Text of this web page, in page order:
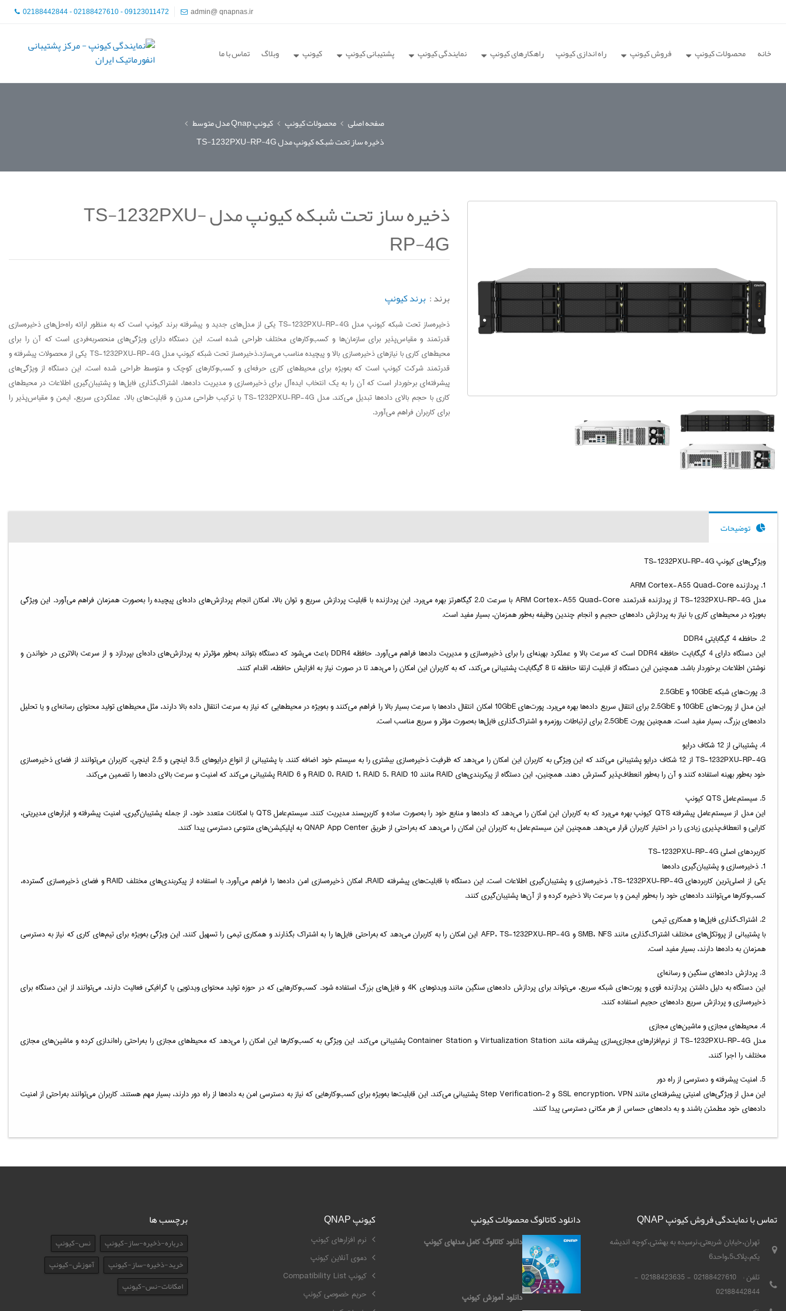
02188442844 - 02188427610 - 09123011472 admin@ qnapnas.ir
خانه محصولات کیونپ فروش کیونپ راه اندازی کیونپ راهکارهای کیونپ نمایندگی کیونپ پشتیبانی کیونپ کیونپ وبلاگ تماس با ما
صفحه اصلی محصولات کیونپ
کیونپ Qnap مدل متوسط
ذخیره ساز تحت شبکه کیونپ مدل TS-1232PXU-RP-4G
ذخیره ساز تحت شبکه کیونپ مدل TS-1232PXU-
RP-4G
برند : برند کیونپ
ذخیره‌ساز تحت شبکه کیونپ مدل TS-1232PXU-RP-4G یکی از مدل‌های جدید و پیشرفته برند کیونپ است که به منظور ارائه راه‌حل‌های ذخیره‌سازی
قدرتمند و مقیاس‌پذیر برای سازمان‌ها و کسب‌وکارهای مختلف طراحی شده است. این دستگاه دارای ویژگی‌های منحصربه‌فردی است که آن را برای
محیط‌های کاری با نیازهای ذخیره‌سازی بالا و پیچیده مناسب می‌سازد.ذخیره‌ساز تحت شبکه کیونپ مدل TS-1232PXU-RP-4G یکی از محصولات پیشرفته و
قدرتمند شرکت کیونپ است که به‌ویژه برای محیط‌های کاری حرفه‌ای و کسب‌وکارهای کوچک و متوسط طراحی شده است. این دستگاه از ویژگی‌های
پیشرفته‌ای برخوردار است که آن را به یک انتخاب ایده‌آل برای ذخیره‌سازی و مدیریت داده‌ها، اشتراک‌گذاری فایل‌ها و پشتیبان‌گیری اطلاعات در محیط‌های
کاری با حجم بالای داده‌ها تبدیل می‌کند. مدل TS-1232PXU-RP-4G با ترکیب طراحی مدرن و قابلیت‌های بالا، عملکردی سریع، ایمن و مقیاس‌پذیر را
برای کاربران فراهم می‌آورد.
توضیحات
ویژگی‌های کیونپ TS-1232PXU-RP-4G
1. پردازنده ARM Cortex-A55 Quad-Core
مدل TS-1232PXU-RP-4G از پردازنده قدرتمند ARM Cortex-A55 Quad-Core با سرعت 2.0 گیگاهرتز بهره می‌برد. این پردازنده با قابلیت پردازش سریع و توان بالا، امکان انجام پردازش‌های داده‌ای پیچیده را به‌صورت همزمان فراهم می‌آورد. این ویژگی
به‌ویژه در محیط‌های کاری با نیاز به پردازش داده‌های حجیم و انجام چندین وظیفه به‌طور همزمان، بسیار مفید است.
2. حافظه 4 گیگابایتی DDR4
این دستگاه دارای 4 گیگابایت حافظه DDR4 است که سرعت بالا و عملکرد بهینه‌ای را برای ذخیره‌سازی و مدیریت داده‌ها فراهم می‌آورد. حافظه DDR4 باعث می‌شود که دستگاه بتواند به‌طور مؤثرتر به پردازش‌های داده‌ای بپردازد و از سرعت بالاتری در خواندن و
نوشتن اطلاعات برخوردار باشد. همچنین این دستگاه از قابلیت ارتقا حافظه تا 8 گیگابایت پشتیبانی می‌کند، که به کاربران این امکان را می‌دهد تا در صورت نیاز به افزایش حافظه، اقدام کنند.
3. پورت‌های شبکه 10GbE و 2.5GbE
این مدل از پورت‌های 10GbE و 2.5GbE برای انتقال سریع داده‌ها بهره می‌برد. پورت‌های 10GbE امکان انتقال داده‌ها با سرعت بسیار بالا را فراهم می‌کنند و به‌ویژه در محیط‌هایی که نیاز به سرعت انتقال داده بالا دارند، مثل محیط‌های تولید محتوای رسانه‌ای و یا تحلیل
داده‌های بزرگ، بسیار مفید است. همچنین پورت 2.5GbE برای ارتباطات روزمره و اشتراک‌گذاری فایل‌ها به‌صورت مؤثر و سریع مناسب است.
4. پشتیبانی از 12 شکاف درایو
TS-1232PXU-RP-4G از 12 شکاف درایو پشتیبانی می‌کند که این ویژگی به کاربران این امکان را می‌دهد که ظرفیت ذخیره‌سازی بیشتری را به سیستم خود اضافه کنند. با پشتیبانی از انواع درایوهای 3.5 اینچی و 2.5 اینچی، کاربران می‌توانند از فضای ذخیره‌سازی
خود به‌طور بهینه استفاده کنند و آن را به‌طور انعطاف‌پذیر گسترش دهند. همچنین، این دستگاه از پیکربندی‌های RAID مانند RAID 0، RAID 1، RAID 5، RAID 10 و RAID 6 پشتیبانی می‌کند که امنیت و سرعت بالای داده‌ها را تضمین می‌کند.
5. سیستم‌عامل QTS کیونپ
این مدل از سیستم‌عامل پیشرفته QTS کیونپ بهره می‌برد که به کاربران این امکان را می‌دهد که داده‌ها و منابع خود را به‌صورت ساده و کاربرپسند مدیریت کنند. سیستم‌عامل QTS با امکانات متعدد خود، از جمله پشتیبان‌گیری، امنیت پیشرفته و ابزارهای مدیریتی،
کارایی و انعطاف‌پذیری زیادی را در اختیار کاربران قرار می‌دهد. همچنین این سیستم‌عامل به کاربران این امکان را می‌دهد که به‌راحتی از طریق QNAP App Center به اپلیکیشن‌های متنوعی دسترسی پیدا کنند.
کاربردهای اصلی TS-1232PXU-RP-4G
1. ذخیره‌سازی و پشتیبان‌گیری داده‌ها
یکی از اصلی‌ترین کاربردهای TS-1232PXU-RP-4G، ذخیره‌سازی و پشتیبان‌گیری اطلاعات است. این دستگاه با قابلیت‌های پیشرفته RAID، امکان ذخیره‌سازی امن داده‌ها را فراهم می‌آورد. با استفاده از پیکربندی‌های مختلف RAID و فضای ذخیره‌سازی گسترده،
کسب‌وکارها می‌توانند داده‌های خود را به‌طور ایمن و با سرعت بالا ذخیره کرده و از آن‌ها پشتیبان‌گیری کنند.
2. اشتراک‌گذاری فایل‌ها و همکاری تیمی
با پشتیبانی از پروتکل‌های مختلف اشتراک‌گذاری مانند SMB، NFS و AFP، TS-1232PXU-RP-4G این امکان را به کاربران می‌دهد که به‌راحتی فایل‌ها را به اشتراک بگذارند و همکاری تیمی را تسهیل کنند. این ویژگی به‌ویژه برای تیم‌های کاری که نیاز به دسترسی
همزمان به داده‌ها دارند، بسیار مفید است.
3. پردازش داده‌های سنگین و رسانه‌ای
این دستگاه به دلیل داشتن پردازنده قوی و پورت‌های شبکه سریع، می‌تواند برای پردازش داده‌های سنگین مانند ویدئوهای 4K و فایل‌های بزرگ استفاده شود. کسب‌وکارهایی که در حوزه تولید محتوای ویدئویی یا گرافیکی فعالیت دارند، می‌توانند از این دستگاه برای
ذخیره‌سازی و پردازش سریع داده‌های حجیم استفاده کنند.
4. محیط‌های مجازی و ماشین‌های مجازی
مدل TS-1232PXU-RP-4G از نرم‌افزارهای مجازی‌سازی پیشرفته مانند Virtualization Station و Container Station پشتیبانی می‌کند. این ویژگی به کسب‌وکارها این امکان را می‌دهد که محیط‌های مجازی را به‌راحتی راه‌اندازی کرده و ماشین‌های مجازی
مختلف را اجرا کنند.
5. امنیت پیشرفته و دسترسی از راه دور
این مدل از ویژگی‌های امنیتی پیشرفته‌ای مانند SSL encryption، VPN و 2-Step Verification پشتیبانی می‌کند. این قابلیت‌ها به‌ویژه برای کسب‌وکارهایی که نیاز به دسترسی امن به داده‌ها از راه دور دارند، بسیار مهم هستند. کاربران می‌توانند به‌راحتی از امنیت
داده‌های خود مطمئن باشند و به داده‌های حساس از هر مکانی دسترسی پیدا کنند.
تماس با نمایندگی فروش کیونپ QNAP
تهران،خیابان شریعتی،نرسیده به بهشتی،کوچه اندیشه
یکم،پلاک5،واحد6
تلفن :
02188427610 - 02188423635 -
02188442844
دانلود کاتالوگ محصولات کیونپ
دانلود کاتالوگ کامل مدلهای کیونپ
دانلود آموزش کیونپ
کیونپ QNAP
نرم افزارهای کیونپ
دموی آنلاین کیونپ
کیونپ Compatibility List
حریم خصوصی کیونپ
برچسب ها
درباره-ذخیره-ساز-کیونپ
نس-کیونپ
خرید-ذخیره-ساز-کیونپ
آموزش-کیونپ
امکانات-نس-کیونپ